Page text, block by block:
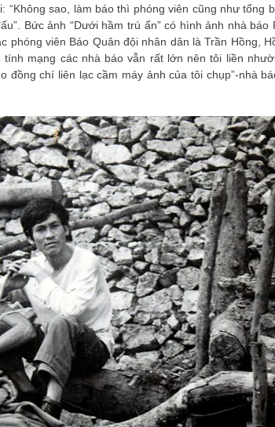
sao, làm báo thì phóng viên cũng như tổng
Bức ảnh “Dưới hầm trú ẩn” có hình ảnh nhà báo
phóng viên Báo Quân đội nhân dân là Trần Hồng,
mạng các nhà báo vẫn rất lớn nên tôi liền
đồng chí liên lạc cầm máy ảnh của tôi chụp”-nhà